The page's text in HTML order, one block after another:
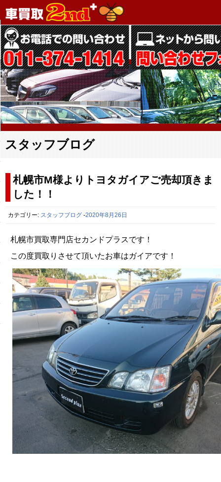
スタッフブログ
札幌市M様よりトヨタガイアご売却頂きま
した！！
カテゴリー: スタッフブログ -2020年8月26日
札幌市買取専門店セカンドプラスです！
この度買取りさせて頂いたお車はガイアです！